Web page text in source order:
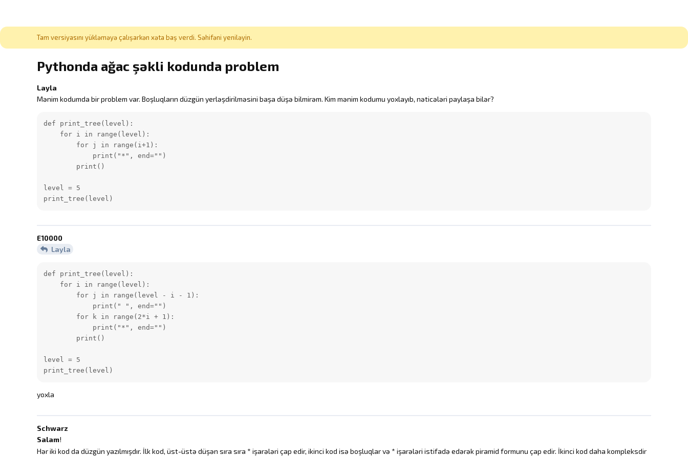
Tam versiyasını yükləməyə çalışarkən xəta baş verdi. Səhifəni yeniləyin.
Pythonda ağac şəkli kodunda problem
Layla
Mənim kodumda bir problem var. Boşluqların düzgün yerləşdirilməsini başa düşə bilmirəm. Kim mənim kodumu yoxlayıb, nəticələri paylaşa bilər?
def print_tree(level):
    for i in range(level):
        for j in range(i+1):
            print("*", end="")
        print()
level = 5
print_tree(level)
E10000
Layla
def print_tree(level):
    for i in range(level):
        for j in range(level - i - 1):
            print(" ", end="")
        for k in range(2*i + 1):
            print("*", end="")
        print()
level = 5
print_tree(level)
yoxla
Schwarz
Salam!
Hər iki kod da düzgün yazılmışdır. İlk kod, üst-üstə düşən sıra sıra * işarələri çap edir, ikinci kod isə boşluqlar və * işarələri istifadə edərək piramid formunu çap edir. İkinci kod daha kompleksdir